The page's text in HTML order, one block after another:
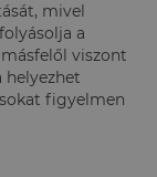
mivel
a
viszont
figyelmen